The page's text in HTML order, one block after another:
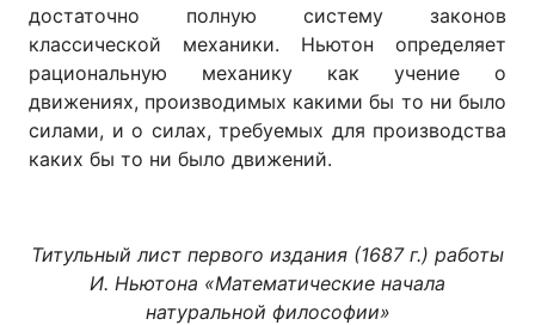
достаточно полную систему законов
классической механики. Ньютон определяет
рациональную механику как учение о
движениях, производимых какими бы то ни было
силами, и о силах, требуемых для производства
каких бы то ни было движений.
Титульный лист первого издания (1687 г.) работы
И. Ньютона «Математические начала
натуральной философии»